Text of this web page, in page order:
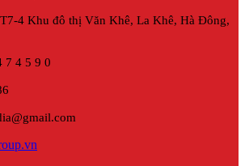
4 Khu đô thị Văn Khê, La Khê, Hà Đông,
7 4 5 9 0